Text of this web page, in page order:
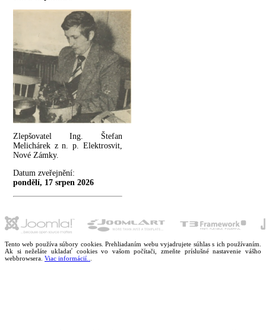
Zlepšovatel Ing. Štefan
Melichárek z n. p. Elektrosvit,
Nové Zámky.
Datum zveřejnění:
pondělí, 17 srpen 2026
Tento web používa súbory cookies. Prehliadaním webu vyjadrujete súhlas s ich používaním.
Ak si neželáte ukladať cookies vo vašom počítači, zmeňte príslušné nastavenie vášho
webbrowsera. Viac informácií..